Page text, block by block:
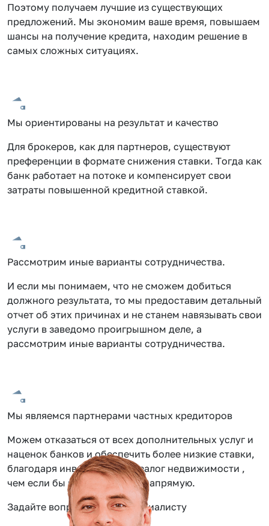
Поэтому получаем лучшие из существующих
предложений. Мы экономим ваше время, повышаем
шансы на получение кредита, находим решение в
самых сложных ситуациях.
Мы ориентированы на результат и качество
Для брокеров, как для партнеров, существуют
преференции в формате снижения ставки. Тогда как
банк работает на потоке и компенсирует свои
затраты повышенной кредитной ставкой.
Рассмотрим иные варианты сотрудничества.
И если мы понимаем, что не сможем добиться
должного результата, то мы предоставим детальный
отчет об этих причинах и не станем навязывать свои
услуги в заведомо проигрышном деле, а
рассмотрим иные варианты сотрудничества.
Мы являемся партнерами частных кредиторов
Можем отказаться от всех дополнительных услуг и
наценок банков и обеспечить более низкие ставки,
благодаря инвестиции под залог недвижимости ,
чем если бы вы обращались напрямую.
Задайте вопрос нашему специалисту